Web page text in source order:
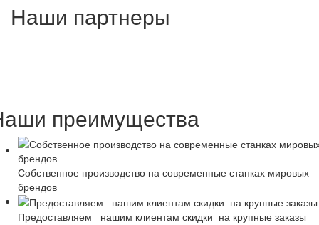
Наши партнеры
преимущества
Собственное производство на современные станках мировых
брендов
Предоставляем нашим клиентам скидки на крупные заказы